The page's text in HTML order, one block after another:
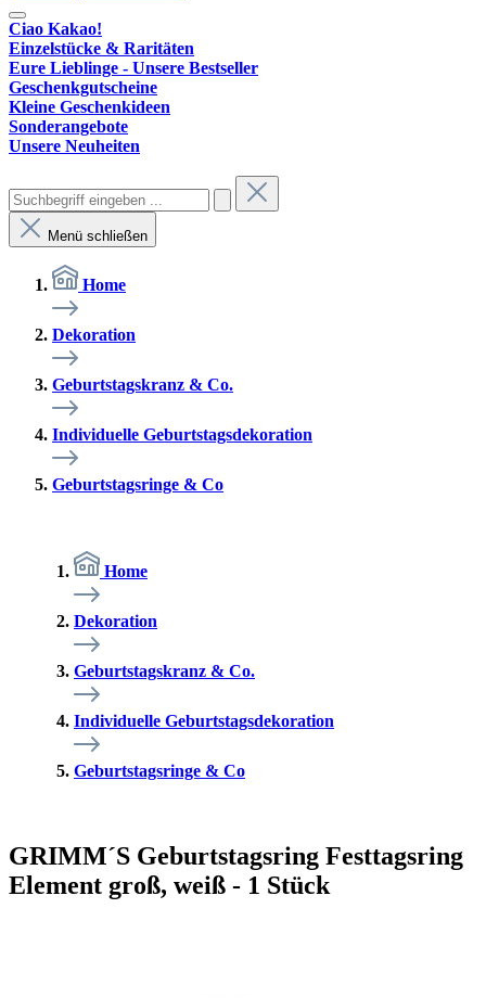
Ciao Kakao!
Einzelstücke & Raritäten
Eure Lieblinge - Unsere Bestseller
Geschenkgutscheine
Kleine Geschenkideen
Sonderangebote
Unsere Neuheiten
Menü schließen
Home
Dekoration
Geburtstagskranz & Co.
Individuelle Geburtstagsdekoration
Geburtstagsringe & Co
Home
Dekoration
Geburtstagskranz & Co.
Individuelle Geburtstagsdekoration
Geburtstagsringe & Co
GRIMM´S Geburtstagsring Festtagsring
Element groß, weiß - 1 Stück